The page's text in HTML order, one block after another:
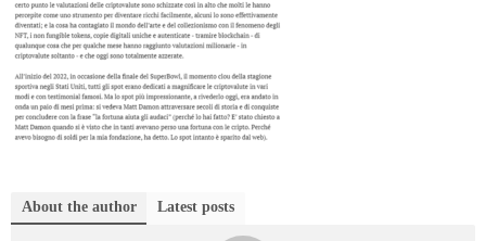
About the author Latest posts